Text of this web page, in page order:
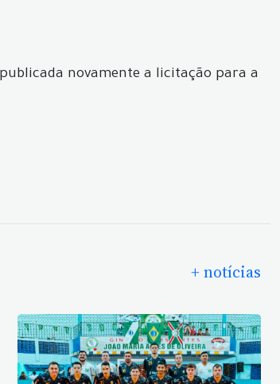
novamente a licitação para a
+ notícias